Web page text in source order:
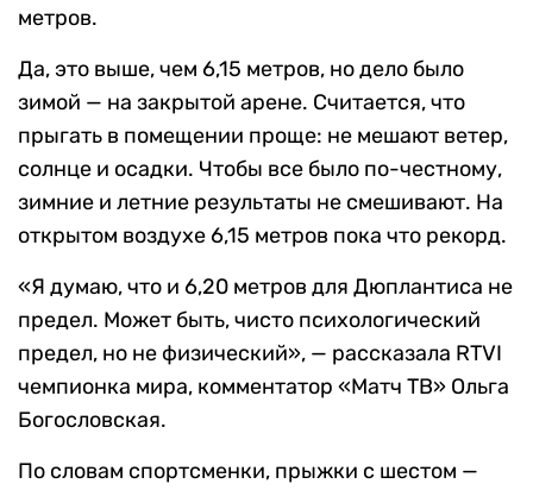
метров.
Да, это выше, чем 6,15 метров, но дело было
зимой — на закрытой арене. Считается, что
прыгать в помещении проще: не мешают ветер,
солнце и осадки. Чтобы все было по-честному,
зимние и летние результаты не смешивают. На
открытом воздухе 6,15 метров пока что рекорд.
«Я думаю, что и 6,20 метров для Дюплантиса не
предел. Может быть, чисто психологический
предел, но не физический», — рассказала RTVI
чемпионка мира, комментатор «Матч ТВ» Ольга
Богословская.
По словам спортсменки, прыжки с шестом —